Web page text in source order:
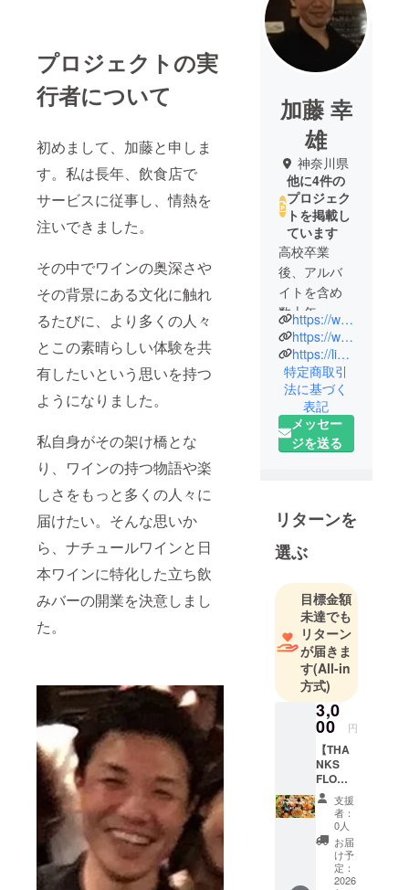
プロジェクトの実
行者について
初めまして、加藤と申しま
す。私は長年、飲食店で
サービスに従事し、情熱を
注いできました。
その中でワインの奥深さや
その背景にある文化に触れ
るたびに、より多くの人々
とこの素晴らしい体験を共
有したいという思いを持つ
ようになりました。
私自身がその架け橋とな
り、ワインの持つ物語や楽
しさをもっと多くの人々に
届けたい。そんな思いか
ら、ナチュールワインと日
本ワインに特化した立ち飲
みバーの開業を決意しまし
た。
加藤 幸
雄
神奈川県
他に4件の
プロジェク
トを掲載し
ています
高校卒業
後、アルバ
イトを含め
数十年、
飲食店にて
勤務。主に
ホールにて
接客を
して来まし
た。
バーテン
す。
https://www.instagram.com/xingxiong.jiateng?igsh=MXVhbHYxeDM0eXh2bg%3D%3D&utm_source=qr
https://www.facebook.com/profile.php?id=100034677831223
https://line.me/R/ti/p/@548rulhb
特定商取引
法に基づく
表記
メッセー
ジを送る
リターンを
選ぶ
目標金額
未達でも
リターン
が届きま
す(All-in
方式)
3,0
00 円
【THA
NKS
FLOWE
R 3,000
円】 感
謝の気
持ちを
込め
て、
2,000円
支援
者：
0人
お届
け予
定：
2026